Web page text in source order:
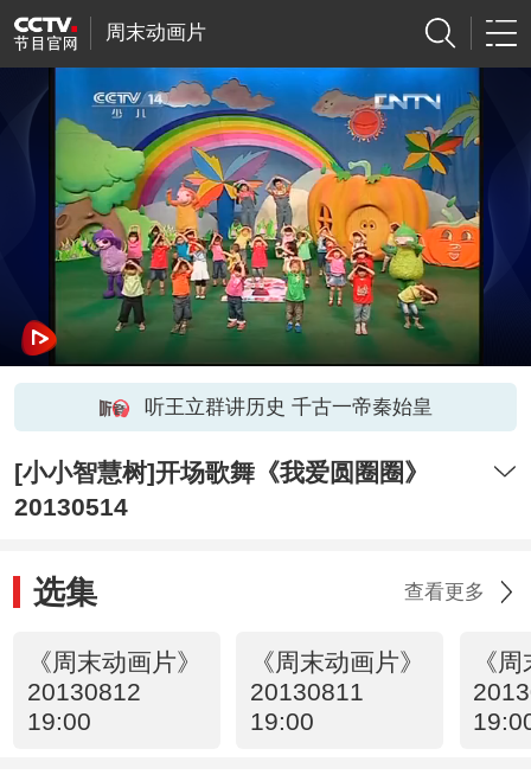
周末动画片
听王立群讲历史 千古一帝秦始皇
[小小智慧树]开场歌舞《我爱圆圈圈》
20130514
选集 查看更多
《周末动画片》
20130812
19:00
《周末动画片》
20130811
19:00
《